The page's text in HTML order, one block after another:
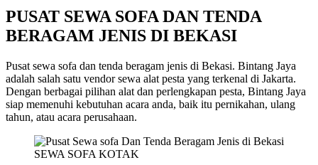
PUSAT SEWA SOFA DAN TENDA
BERAGAM JENIS DI BEKASI
Pusat sewa sofa dan tenda beragam jenis di Bekasi. Bintang Jaya
adalah salah satu vendor sewa alat pesta yang terkenal di Jakarta.
Dengan berbagai pilihan alat dan perlengkapan pesta, Bintang Jaya
siap memenuhi kebutuhan acara anda, baik itu pernikahan, ulang
tahun, atau acara perusahaan.
SEWA SOFA KOTAK